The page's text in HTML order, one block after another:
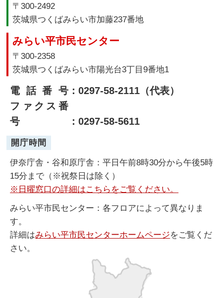
〒300-2492
茨城県つくばみらい市加藤237番地
みらい平市民センター
〒300-2358
茨城県つくばみらい市陽光台3丁目9番地1
電話番号：0297-58-2111（代表）
ファクス番
号
：0297-58-5611
開庁時間
伊奈庁舎・谷和原庁舎：平日午前8時30分から午後5時
15分まで（※祝祭日は除く）
※日曜窓口の詳細はこちらをご覧ください。
みらい平市民センター：各フロアによって異なりま
す。
詳細はみらい平市民センターホームページをご覧くだ
さい。